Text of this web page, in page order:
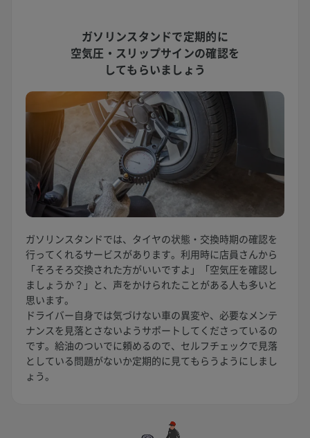
ガソリンスタンドで定期的に
空気圧・スリップサインの確認を
してもらいましょう
ガソリンスタンドでは、タイヤの状態・交換時期の確認を
行ってくれるサービスがあります。利用時に店員さんから
「そろそろ交換された方がいいですよ」「空気圧を確認し
ましょうか？」と、声をかけられたことがある人も多いと
思います。
ドライバー自身では気づけない車の異変や、必要なメンテ
ナンスを見落とさないようサポートしてくださっているの
です。給油のついでに頼めるので、セルフチェックで見落
としている問題がないか定期的に見てもらうようにしまし
ょう。